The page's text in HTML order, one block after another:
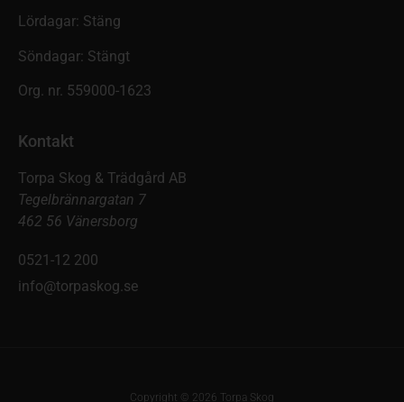
Lördagar: Stäng
Söndagar: Stängt
Org. nr. 559000-1623
Kontakt
Torpa Skog & Trädgård AB
Tegelbrännargatan 7
462 56 Vänersborg
0521-12 200
info@torpaskog.se
Copyright © 2026 Torpa Skog